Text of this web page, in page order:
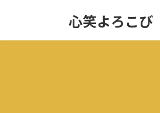
心笑よろこび